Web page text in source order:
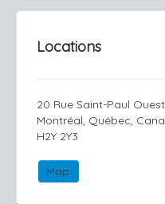
Locations
20 Rue Saint-Paul Ouest
Montréal, Québec,
H2Y 2Y3
Map